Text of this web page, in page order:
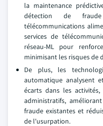
la maintenance
détection de
télécommunications
services de
réseau-ML pour
minimisant les risques de
De plus, les
automatique analysent
écarts dans les
administratifs,
fraude existantes et
de l'usurpation.